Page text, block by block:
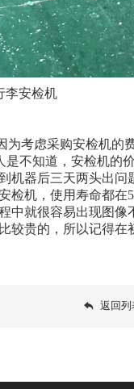
李安检机
为考虑采购安检机的
不知道，安检机的
机器后三天两头出
检机，使用寿命都
中就很容易出现图
较贵的，所以记得
返回列